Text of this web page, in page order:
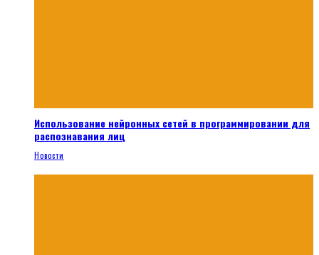
Использование нейронных сетей в программировании для
распознавания лиц
Новости